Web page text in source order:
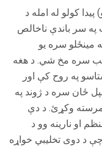
کولو له امله د
سر باندې ناخالص
سره یو
سره مخ شي. د هغه
په روح کې اور
ځان سره د ژوند په
مرسته وکړئ. د دې
او نارینه وو د
د دوی تخليبي خواړه